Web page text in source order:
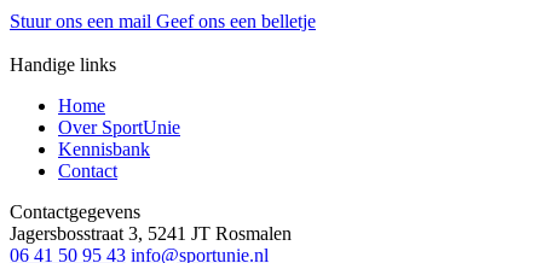
Stuur ons een mail Geef ons een belletje
Handige links
Home
Over SportUnie
Kennisbank
Contact
Contactgegevens
Jagersbosstraat 3, 5241 JT Rosmalen
06 41 50 95 43 info@sportunie.nl